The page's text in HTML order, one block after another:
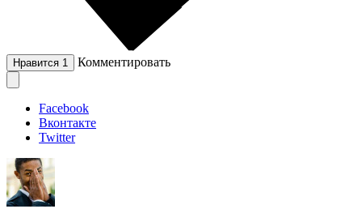
Нравится 1 Комментировать
Facebook
Вконтакте
Twitter